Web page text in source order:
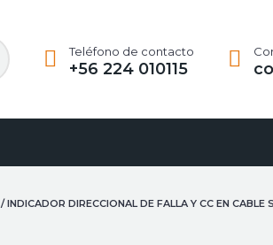
Teléfono de contacto
+56 224 010115
/ INDICADOR DIRECCIONAL DE FALLA Y CC EN